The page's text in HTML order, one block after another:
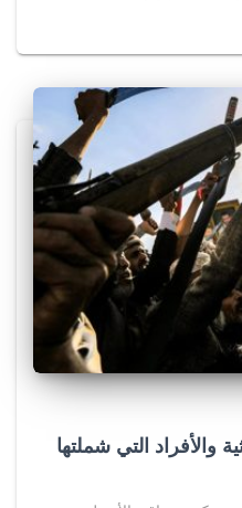
والأفراد التي شملتها